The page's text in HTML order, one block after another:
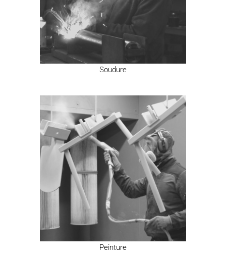
Soudure
Peinture